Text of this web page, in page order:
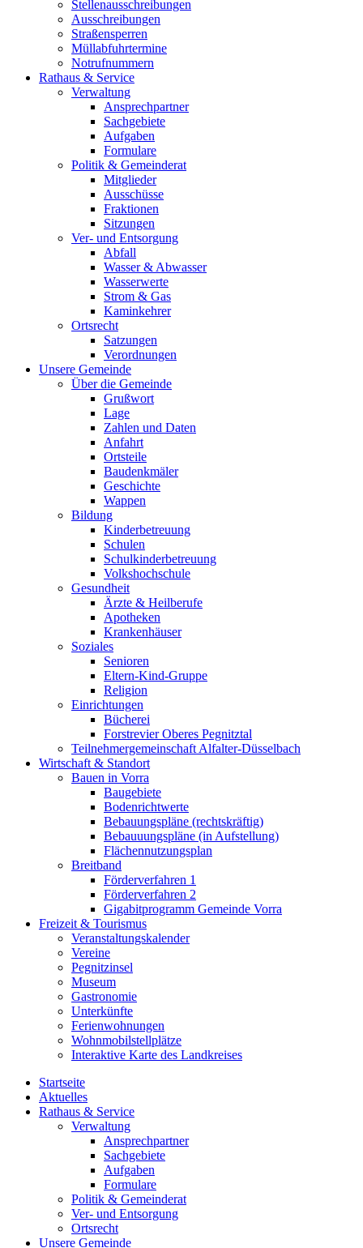
Stellenausschreibungen
Ausschreibungen
Straßensperren
Müllabfuhrtermine
Notrufnummern
Rathaus & Service
Verwaltung
Ansprechpartner
Sachgebiete
Aufgaben
Formulare
Politik & Gemeinderat
Mitglieder
Ausschüsse
Fraktionen
Sitzungen
Ver- und Entsorgung
Abfall
Wasser & Abwasser
Wasserwerte
Strom & Gas
Kaminkehrer
Ortsrecht
Satzungen
Verordnungen
Unsere Gemeinde
Über die Gemeinde
Grußwort
Lage
Zahlen und Daten
Anfahrt
Ortsteile
Baudenkmäler
Geschichte
Wappen
Bildung
Kinderbetreuung
Schulen
Schulkinderbetreuung
Volkshochschule
Gesundheit
Ärzte & Heilberufe
Apotheken
Krankenhäuser
Soziales
Senioren
Eltern-Kind-Gruppe
Religion
Einrichtungen
Bücherei
Forstrevier Oberes Pegnitztal
Teilnehmergemeinschaft Alfalter-Düsselbach
Wirtschaft & Standort
Bauen in Vorra
Baugebiete
Bodenrichtwerte
Bebauungspläne (rechtskräftig)
Bebauuungspläne (in Aufstellung)
Flächennutzungsplan
Breitband
Förderverfahren 1
Förderverfahren 2
Gigabitprogramm Gemeinde Vorra
Freizeit & Tourismus
Veranstaltungskalender
Vereine
Pegnitzinsel
Museum
Gastronomie
Unterkünfte
Ferienwohnungen
Wohnmobilstellplätze
Interaktive Karte des Landkreises
Startseite
Aktuelles
Rathaus & Service
Verwaltung
Ansprechpartner
Sachgebiete
Aufgaben
Formulare
Politik & Gemeinderat
Ver- und Entsorgung
Ortsrecht
Unsere Gemeinde